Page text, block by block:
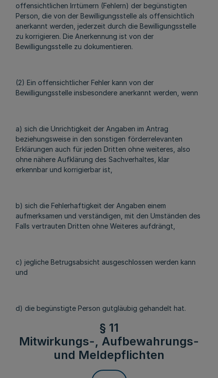
offensichtlichen Irrtümern (Fehlern) der begünstigten
Person, die von der Bewilligungsstelle als offensichtlich
anerkannt werden, jederzeit durch die Bewilligungsstelle
zu korrigieren. Die Anerkennung ist von der
Bewilligungsstelle zu dokumentieren.
(2) Ein offensichtlicher Fehler kann von der
Bewilligungsstelle insbesondere anerkannt werden, wenn
a) sich die Unrichtigkeit der Angaben im Antrag
beziehungsweise in den sonstigen förderrelevanten
Erklärungen auch für jeden Dritten ohne weiteres, also
ohne nähere Aufklärung des Sachverhaltes, klar
erkennbar und korrigierbar ist,
b) sich die Fehlerhaftigkeit der Angaben einem
aufmerksamen und verständigen, mit den Umständen des
Falls vertrauten Dritten ohne Weiteres aufdrängt,
c) jegliche Betrugsabsicht ausgeschlossen werden kann
und
d) die begünstigte Person gutgläubig gehandelt hat.
§ 11
Mitwirkungs-, Aufbewahrungs-
und Meldepflichten